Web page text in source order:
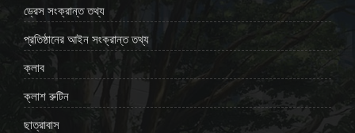
ড্রেস সংক্রান্ত তথ্য
প্রতিষ্ঠানের আইন সংক্রান্ত তথ্য
ক্লাব
ক্লাশ রুটিন
ছাত্রাবাস